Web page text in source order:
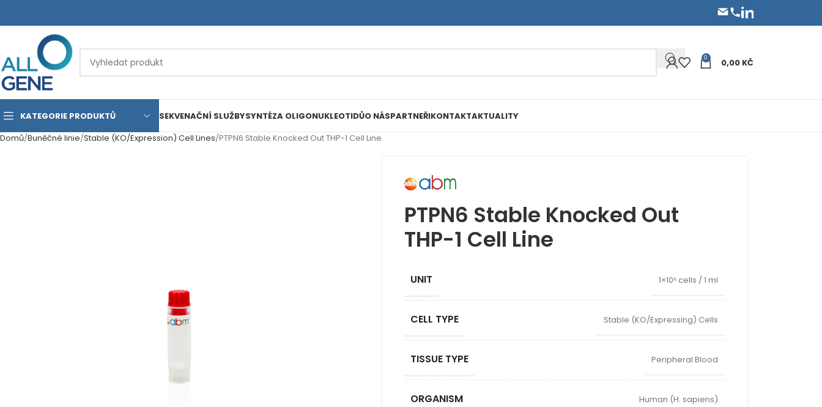
0 0,00 KČ
KATEGORIE PRODUKTŮ SEKVENAČNÍ SLUŽBYSYNTÉZA OLIGONUKLEOTIDŮO NÁSPARTNEŘIKONTAKTAKTUALITY
Domů Buněčné linie Stable (KO/Expression) Cell Lines PTPN6 Stable Knocked Out THP-1 Cell Line
PTPN6 Stable Knocked Out
THP-1 Cell Line
UNIT 1×10⁶ cells / 1 ml
CELL TYPE Stable (KO/Expressing) Cells
TISSUE TYPE Peripheral Blood
ORGANISM Human (H. sapiens)